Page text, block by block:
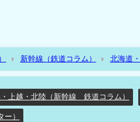
新幹線（鉄道コラム）
北海道
地元の願いはフル規格でも弱点は板
上越・北陸（新幹線 鉄道コラム）
）